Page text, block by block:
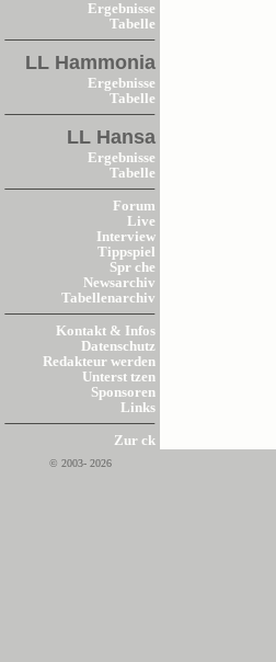
Ergebnisse
Tabelle
LL Hammonia
Ergebnisse
Tabelle
LL Hansa
Ergebnisse
Tabelle
Forum
Live
Interview
Tippspiel
Spr che
Newsarchiv
Tabellenarchiv
Kontakt & Infos
Datenschutz
Redakteur werden
Unterst tzen
Sponsoren
Links
Zur ck
© 2003- 2026